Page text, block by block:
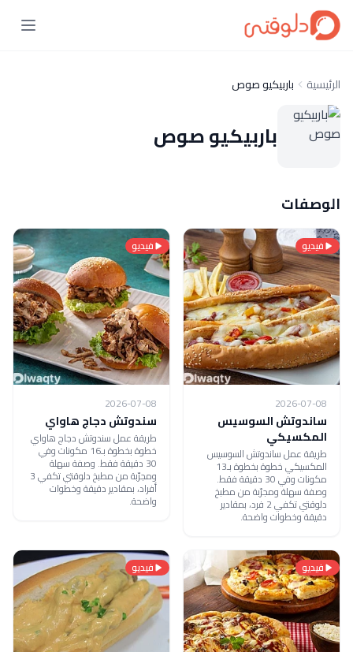
الرئيسية باربيكيو صوص
باربيكيو صوص
الوصفات
فيديو
2026-07-08
ساندوتش السوسيس
المكسيكي
طريقة عمل ساندوتش السوسيس
المكسيكي خطوة بخطوة بـ13
مكونات وفي 30 دقيقة فقط.
وصفة سهلة ومجرّبة من مطبخ
دلوقتي تكفي 2 فرد، بمقادير
دقيقة وخطوات واضحة.
فيديو
2026-07-08
سندوتش دجاج هاواي
طريقة عمل سندوتش دجاج هاواي
خطوة بخطوة بـ16 مكونات وفي
30 دقيقة فقط. وصفة سهلة
ومجرّبة من مطبخ دلوقتي تكفي 3
أفراد، بمقادير دقيقة وخطوات
واضحة.
فيديو فيديو